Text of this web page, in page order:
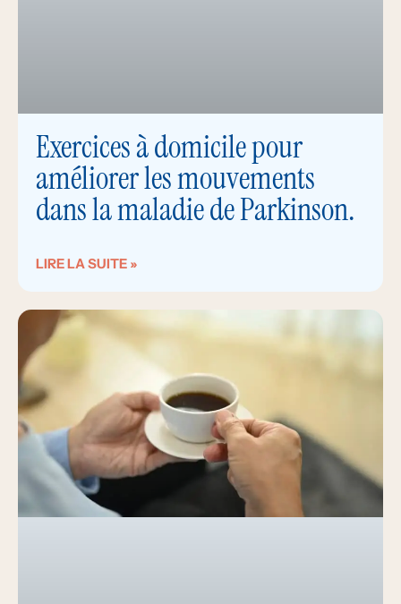
Exercices à domicile pour
améliorer les mouvements
dans la maladie de Parkinson.
LIRE LA SUITE »